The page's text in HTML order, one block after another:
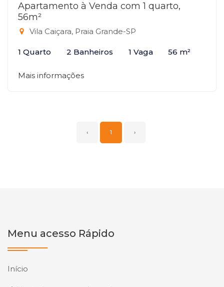
Apartamento à Venda com 1 quarto,
56m²
Vila Caiçara, Praia Grande-SP
1 Quarto 2 Banheiros 1 Vaga 56 m²
Mais informações
‹ 1 ›
Menu acesso Rápido
Início